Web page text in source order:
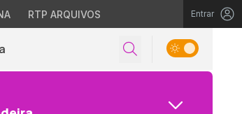
RTP ARQUIVOS Entrar